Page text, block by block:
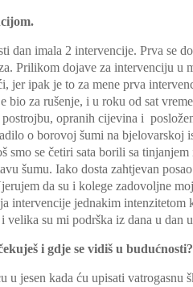
dan imala 2 intervencije. Prva se
Prilikom dojave za intervenciju u
jer ipak je to za mene prva
bio za rušenje, i u roku od sat
opranih cijevina i
o borovoj šumi na bjelovarskoj
smo se četiri sata borili sa
šumu. Iako dosta zahtjevan
da su i kolege zadovoljne
intervencije jednakim
velika su mi podrška iz dana u dan
i gdje se vidiš u budućnosti?
u jesen kada ću upisati